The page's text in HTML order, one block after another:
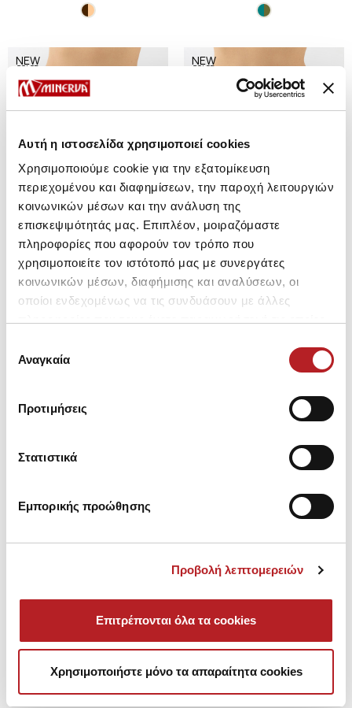
Αυτή η ιστοσελίδα χρησιμοποιεί cookies
Χρησιμοποιούμε cookie για την εξατομίκευση
περιεχομένου και διαφημίσεων, την παροχή λειτουργιών
κοινωνικών μέσων και την ανάλυση της
επισκεψιμότητάς μας. Επιπλέον, μοιραζόμαστε
πληροφορίες που αφορούν τον τρόπο που
χρησιμοποιείτε τον ιστότοπό μας με συνεργάτες
κοινωνικών μέσων, διαφήμισης και αναλύσεων, οι
οποίοι ενδεχομένως να τις συνδυάσουν με άλλες
των υπηρεσιών τους.
συγκατάθεσης
Αναγκαία
Προτιμήσεις
Στατιστικά
Εμπορικής προώθησης
Προβολή λεπτομερειών
Επιτρέπονται όλα τα cookies
Χρησιμοποιήστε μόνο τα απαραίτητα cookies
NEW
COLOR
Fimelle TENCEL™ Modal
NEW
COLOR
Fimelle TENCEL™ Modal
Invisible Σλιπ 3τμχ
Fimelle TENCEL™ Modal
Fimelle TENCEL™ Modal